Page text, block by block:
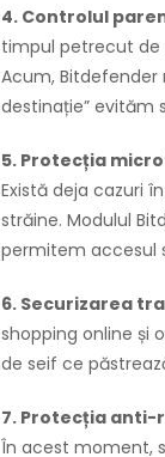
4. Controlul
timpul petrecut de
Acum, Bitdefender
destinație” evităm
5. Protecția
Există deja cazuri
străine. Modulul
permitem accesul
6. Securizarea
shopping online și
de seif ce
7. Protecția anti-
În acest moment,